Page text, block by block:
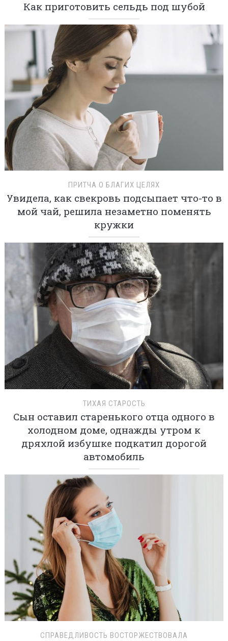
Как приготовить сельдь под шубой
ПРИТЧА О БЛАГИХ ЦЕЛЯХ
Увидела, как свекровь подсыпает что-то в
мой чай, решила незаметно поменять
кружки
ТИХАЯ СТАРОСТЬ
Сын оставил старенького отца одного в
холодном доме, однажды утром к
дряхлой избушке подкатил дорогой
автомобиль
СПРАВЕДЛИВОСТЬ ВОСТОРЖЕСТВОВАЛА